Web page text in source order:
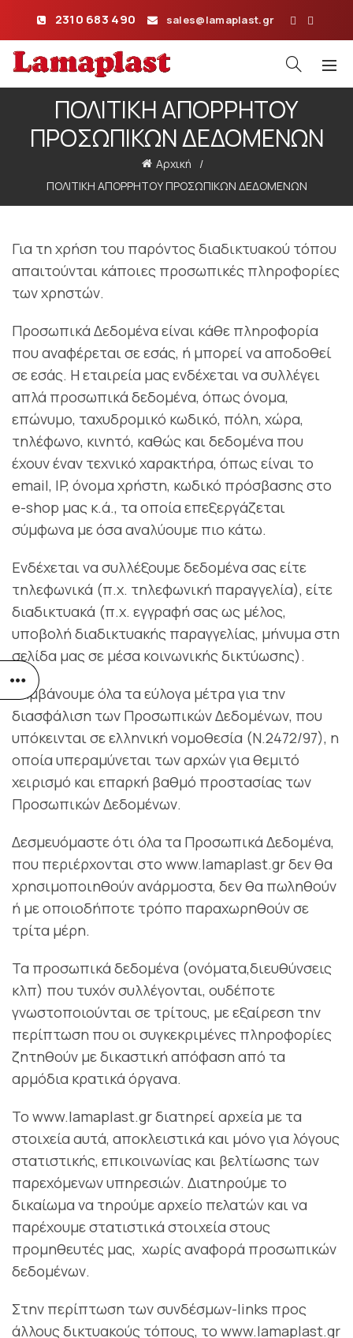
2310 683 490 sales@lamaplast.gr
ΠΟΛΙΤΙΚΗ ΑΠΟΡΡΗΤΟΥ
ΠΡΟΣΩΠΙΚΩΝ ΔΕΔΟΜΕΝΩΝ
Αρχική
ΠΟΛΙΤΙΚΗ ΑΠΟΡΡΗΤΟΥ ΠΡΟΣΩΠΙΚΩΝ ΔΕΔΟΜΕΝΩΝ
Για τη χρήση του παρόντος διαδικτυακού τόπου
απαιτούνται κάποιες προσωπικές πληροφορίες
των χρηστών.
Προσωπικά Δεδομένα είναι κάθε πληροφορία
που αναφέρεται σε εσάς, ή μπορεί να αποδοθεί
σε εσάς. Η εταιρεία μας ενδέχεται να συλλέγει
απλά προσωπικά δεδομένα, όπως όνομα,
επώνυμο, ταχυδρομικό κωδικό, πόλη, χώρα,
τηλέφωνο, κινητό, καθώς και δεδομένα που
έχουν έναν τεχνικό χαρακτήρα, όπως είναι το
email, IP, όνομα χρήστη, κωδικό πρόσβασης στο
e-shop μας κ.ά., τα οποία επεξεργάζεται
σύμφωνα με όσα αναλύουμε πιο κάτω.
Ενδέχεται να συλλέξουμε δεδομένα σας είτε
τηλεφωνικά (π.χ. τηλεφωνική παραγγελία), είτε
διαδικτυακά (π.χ. εγγραφή σας ως μέλος,
υποβολή διαδικτυακής παραγγελίας, μήνυμα στη
σελίδα μας σε μέσα κοινωνικής δικτύωσης).
Λαμβάνουμε όλα τα εύλογα μέτρα για την
διασφάλιση των Προσωπικών Δεδομένων, που
υπόκεινται σε ελληνική νομοθεσία (Ν.2472/97), η
οποία υπεραμύνεται των αρχών για θεμιτό
χειρισμό και επαρκή βαθμό προστασίας των
Προσωπικών Δεδομένων.
Δεσμευόμαστε ότι όλα τα Προσωπικά Δεδομένα,
που περιέρχονται στο www.lamaplast.gr δεν θα
χρησιμοποιηθούν ανάρμοστα, δεν θα πωληθούν
ή με οποιοδήποτε τρόπο παραχωρηθούν σε
τρίτα μέρη.
Τα προσωπικά δεδομένα (ονόματα,διευθύνσεις
κλπ) που τυχόν συλλέγονται, ουδέποτε
γνωστοποιούνται σε τρίτους, με εξαίρεση την
περίπτωση που οι συγκεκριμένες πληροφορίες
ζητηθούν με δικαστική απόφαση από τα
αρμόδια κρατικά όργανα.
Το www.lamaplast.gr διατηρεί αρχεία με τα
στοιχεία αυτά, αποκλειστικά και μόνο για λόγους
στατιστικής, επικοινωνίας και βελτίωσης των
παρεχόμενων υπηρεσιών. Διατηρούμε το
δικαίωμα να τηρούμε αρχείο πελατών και να
παρέχουμε στατιστικά στοιχεία στους
προμηθευτές μας, χωρίς αναφορά προσωπικών
δεδομένων.
Στην περίπτωση των συνδέσμων-links προς
άλλους δικτυακούς τόπους, το www.lamaplast.gr